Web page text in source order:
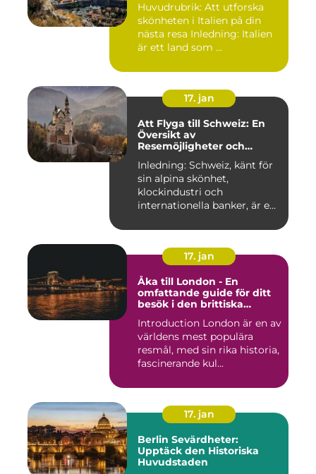
Huvudrubrik: Att utforska
skönheten i Italien på din
nästa resa Inledning: Italien
är ett land som ...
17. jan
Att Flyga till Schweiz: En
Översikt av
Resemöjligheter och
Nackdelar
Inledning: Schweiz, känt för
sin alpina skönhet,
klockindustri och
internationella banker, är en
17. jan
Åka till London - En
omfattande guide för ditt
besök i den brittiska
Introduction London är en av
världens mest populära
resmål, med sin rika historia,
fascinerande kul...
17. jan
Berlin Sevärdheter:
Upptäck den Historiska
Huvudstaden